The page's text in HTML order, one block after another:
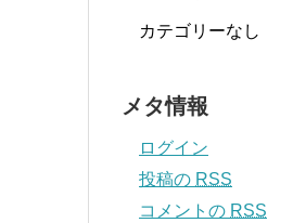
カテゴリーなし
メタ情報
ログイン
投稿の RSS
コメントの RSS